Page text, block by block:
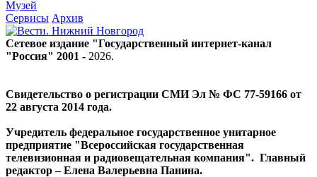
Музей
Сервисы Архив
Сетевое издание "Государственный интернет-канал
"Россия" 2001 - 2026.
Свидетельство о регистрации СМИ Эл № ФС 77-59166 от
22 августа 2014 года.
Учредитель федеральное государственное унитарное
предприятие "Всероссийская государственная
телевизионная и радиовещательная компания". Главный
редактор – Елена Валерьевна Панина.